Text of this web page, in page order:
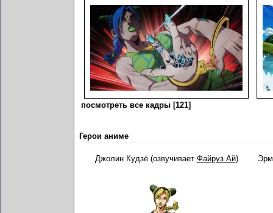
посмотреть все кадры [121]
Герои аниме
Джолин Кудзё (озвучивает Файруз Ай)